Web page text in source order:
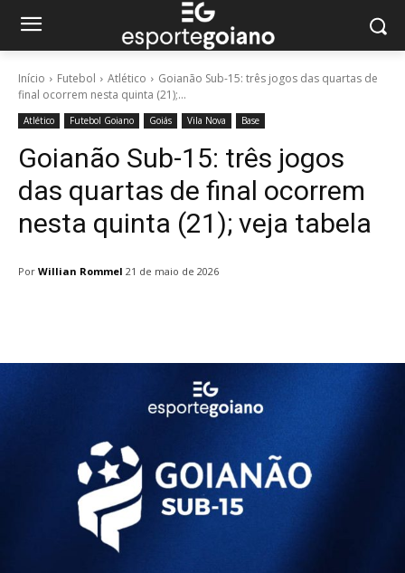
Início Futebol Atlético
Goianão Sub-15: três jogos das quartas de
final ocorrem nesta quinta (21);...
Atlético Futebol Goiano Goiás Vila Nova Base
Goianão Sub-15: três jogos
das quartas de final ocorrem
nesta quinta (21); veja tabela
Por Willian Rommel 21 de maio de 2026